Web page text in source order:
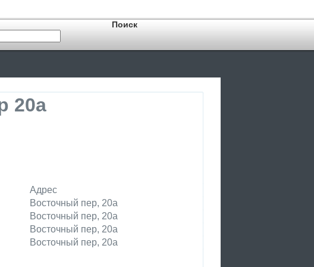
20а
Адрес
Восточный пер, 20а
Восточный пер, 20а
Восточный пер, 20а
Восточный пер, 20а